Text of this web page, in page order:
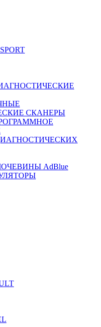
СКАНЕРЫ
АdBlue